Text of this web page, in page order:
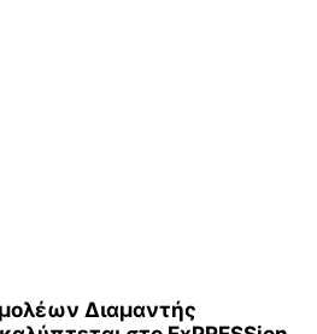
Διαμαντής